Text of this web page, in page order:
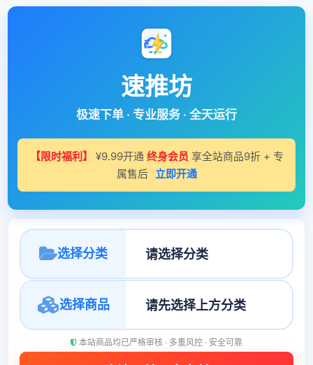
速推坊
极速下单 · 专业服务 · 全天运行
【限时福利】 ¥9.99开通 终身会员 享全站商品9折 + 专
属售后 立即开通
选择分类
选择商品
本站商品均已严格审核 · 多重风控 · 安全可靠